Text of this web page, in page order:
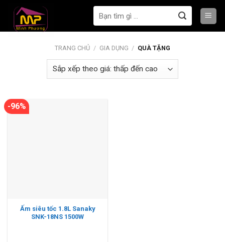
nội
kiếm:
TRANG CHỦ / GIA DỤNG / QUÀ TẶNG
-96%
Ấm siêu tốc 1.8L Sanaky
SNK-18NS 1500W